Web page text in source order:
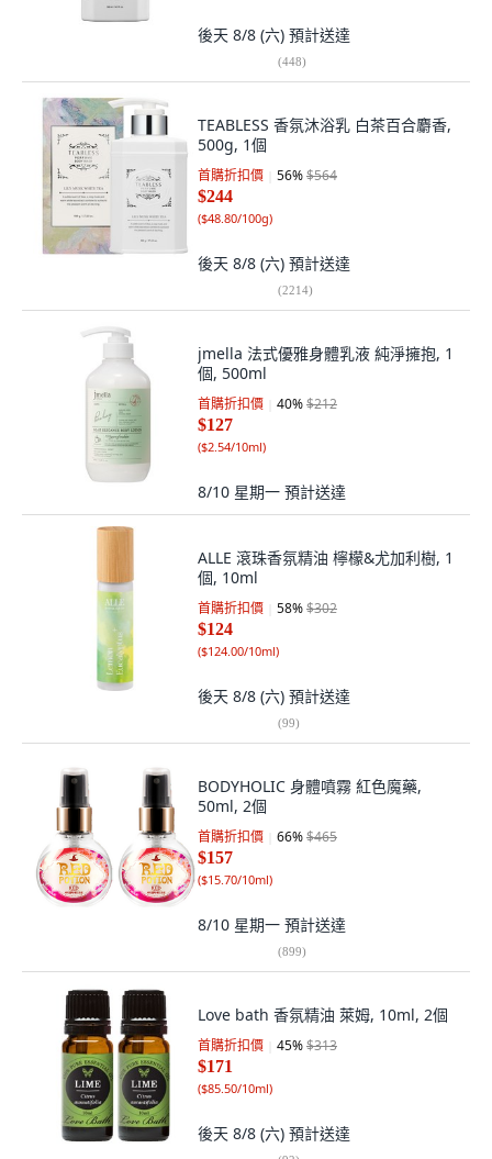
後天 8/8 (六) 預計送達
(448)
TEABLESS 香氛沐浴乳 白茶百合麝香,
500g, 1個
首購折扣價 56%$564
$244
($48.80/100g)
後天 8/8 (六) 預計送達
(2214)
jmella 法式優雅身體乳液 純淨擁抱, 1
個, 500ml
首購折扣價 40%$212
$127
($2.54/10ml)
8/10 星期一 預計送達
ALLE 滾珠香氛精油 檸檬&尤加利樹, 1
個, 10ml
首購折扣價 58%$302
$124
($124.00/10ml)
後天 8/8 (六) 預計送達
(99)
BODYHOLIC 身體噴霧 紅色魔藥,
50ml, 2個
首購折扣價 66%$465
$157
($15.70/10ml)
8/10 星期一 預計送達
(899)
Love bath 香氛精油 萊姆, 10ml, 2個
首購折扣價 45%$313
$171
($85.50/10ml)
後天 8/8 (六) 預計送達